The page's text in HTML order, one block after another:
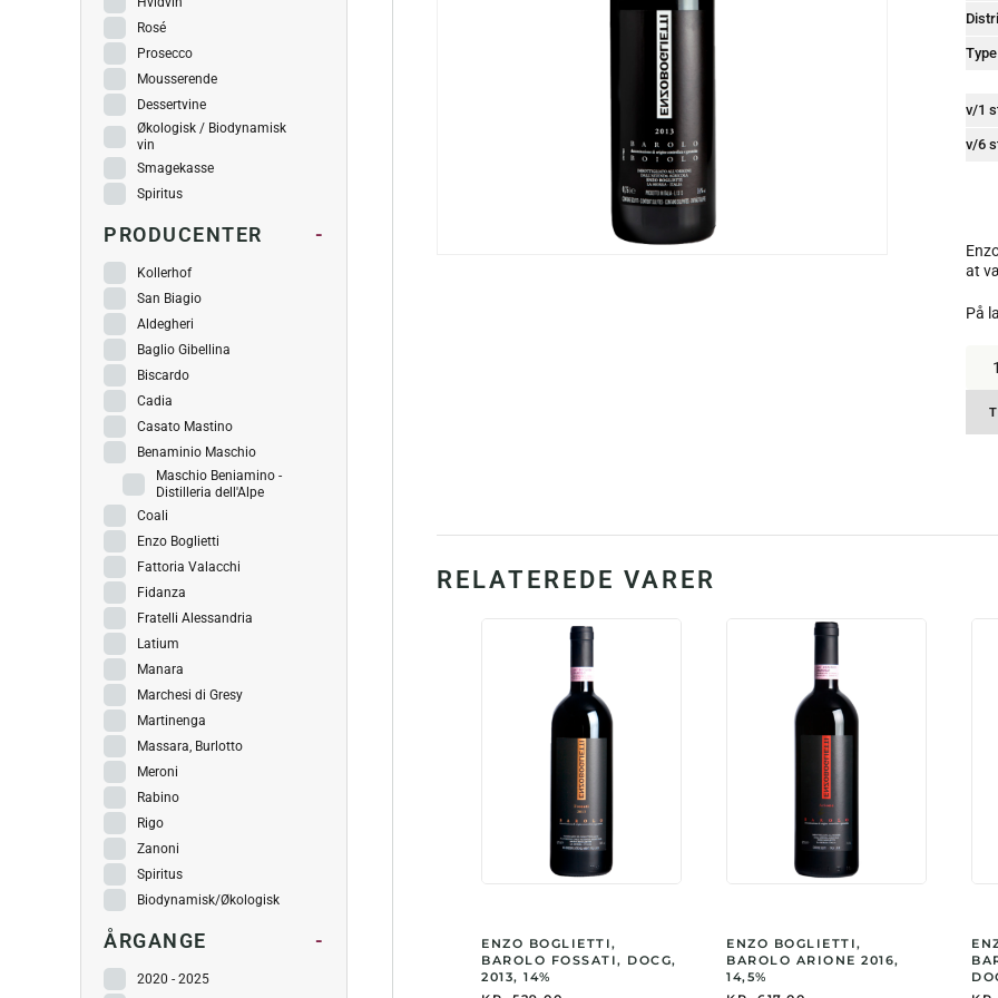
Type
v/1
v/6
at
På
RELATEREDE VARER
ENZO BOGLIETTI,
BAROLO FOSSATI, DOCG,
2013, 14%
ENZO BOGLIETTI,
BAROLO ARIONE 2016,
14,5%
Rosé
Prosecco
Mousserende
Dessertvine
Økologisk / Biodynamisk
vin
Smagekasse
Spiritus
PRODUCENTER -
Kollerhof
San Biagio
Aldegheri
Baglio Gibellina
Biscardo
Cadia
Casato Mastino
Benaminio Maschio
Maschio Beniamino -
Distilleria dell'Alpe
Coali
Enzo Boglietti
Fattoria Valacchi
Fidanza
Fratelli Alessandria
Latium
Manara
Marchesi di Gresy
Martinenga
Massara, Burlotto
Meroni
Rabino
Rigo
Zanoni
Spiritus
Biodynamisk/Økologisk
ÅRGANGE -
2020 - 2025